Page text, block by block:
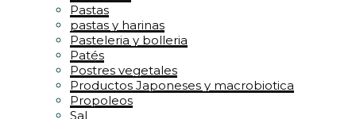
Pastas
pastas y harinas
Pasteleria y bolleria
Patés
Postres vegetales
Productos Japoneses y macrobiotica
Propoleos
Sal